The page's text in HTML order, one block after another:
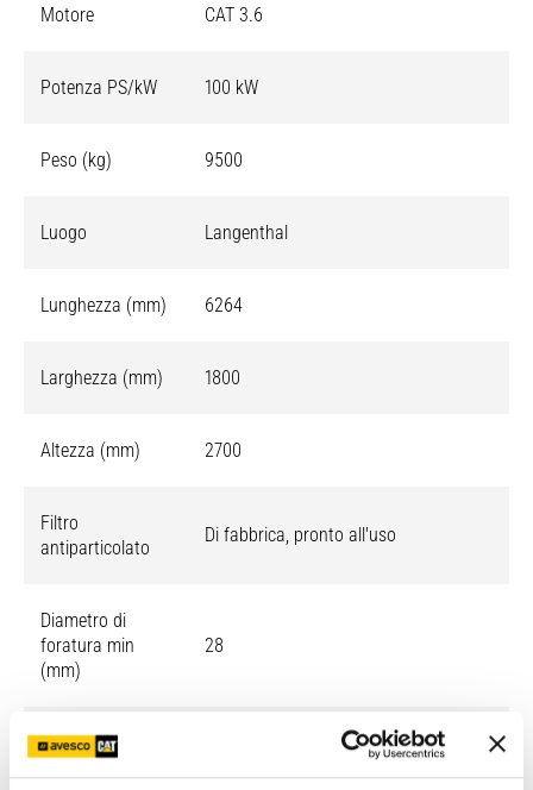
Motore CAT 3.6
Potenza PS/kW 100 kW
Peso (kg) 9500
Luogo Langenthal
Lunghezza (mm) 6264
Larghezza (mm) 1800
Altezza (mm) 2700
Filtro
antiparticolato
Di fabbrica, pronto all'uso
Diametro di
foratura min
(mm)
28
Diametro di